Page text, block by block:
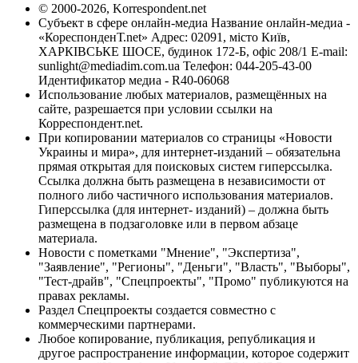
© 2000-2026, Korrespondent.net
Субъект в сфере онлайн-медиа Название онлайн-медиа -
«КореспонденТ.net» Адрес: 02091, місто Київ,
ХАРКІВСЬКЕ ШОСЕ, будинок 172-Б, офіс 208/1 E-mail:
sunlight@mediadim.com.ua Телефон: 044-205-43-00
Идентификатор медиа - R40-06068
Использование любых материалов, размещённых на
сайте, разрешается при условии ссылки на
Корреспондент.net.
При копировании материалов со страницы «Новости
Украины и мира», для интернет-изданий – обязательна
прямая открытая для поисковых систем гиперссылка.
Ссылка должна быть размещена в независимости от
полного либо частичного использования материалов.
Гиперссылка (для интернет- изданий) – должна быть
размещена в подзаголовке или в первом абзаце
материала.
Новости с пометками "Мнение", "Экспертиза",
"Заявление", "Регионы", "Деньги", "Власть", "Выборы",
"Тест-драйв", "Спецпроекты", "Промо" публикуются на
правах рекламы.
Раздел Спецпроекты создается совместно с
коммерческими партнерами.
Любое копирование, публикация, републикация и
другое распространение информации, которое содержит